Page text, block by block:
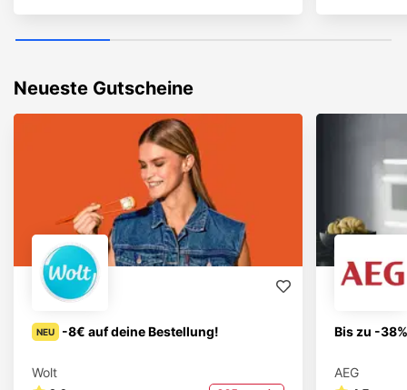
Neueste Gutscheine
NEU -8€ auf deine Bestellung!
Wolt
Bis zu -
AEG